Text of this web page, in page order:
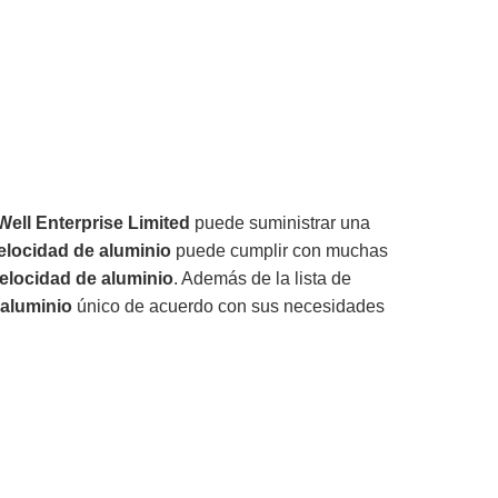
Enterprise Limited puede suministrar una
de aluminio puede cumplir con muchas
de aluminio. Además de la lista de
único de acuerdo con sus necesidades